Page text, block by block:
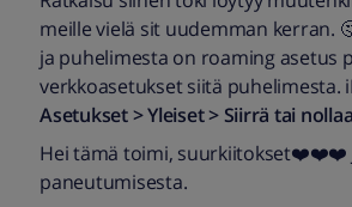
meille vielä sit uudemman kerran.
ja puhelimesta on roaming asetus
verkkoasetukset siitä puhelimesta.
Asetukset > Yleiset > Siirrä tai
Hei tämä toimi, suurkiitokset❤️❤️❤️
paneutumisesta.